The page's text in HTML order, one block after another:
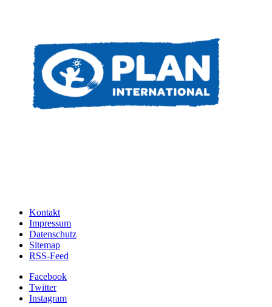
Kontakt
Impressum
Datenschutz
Sitemap
RSS-Feed
Facebook
Twitter
Instagram